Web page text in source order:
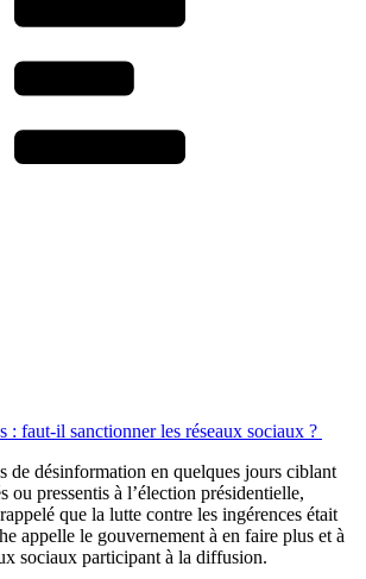
: faut-il sanctionner les réseaux sociaux ?
de désinformation en quelques jours ciblant
ou pressentis à l’élection présidentielle,
que la lutte contre les ingérences était
appelle le gouvernement à en faire plus et à
sociaux participant à la diffusion.